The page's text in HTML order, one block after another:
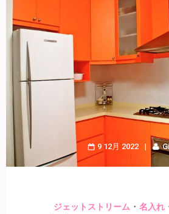
9 12月 2022
ジェットストリーム・ 名入れ